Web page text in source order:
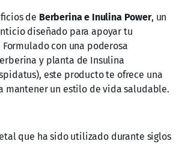
de Berberina e Inulina Power, un
diseñado para apoyar tu
con una poderosa
y planta de Insulina
este producto te ofrece una
mantener un estilo de vida saludable.
que ha sido utilizado durante siglos